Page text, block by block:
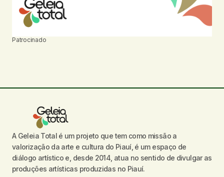
Patrocinado
A Geleia Total é um projeto que tem como missão a
valorização da arte e cultura do Piauí, é um espaço de
diálogo artístico e, desde 2014, atua no sentido de divulgar as
produções artísticas produzidas no Piauí.